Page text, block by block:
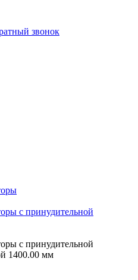
звонок
с принудительной
с принудительной
1400.00 мм